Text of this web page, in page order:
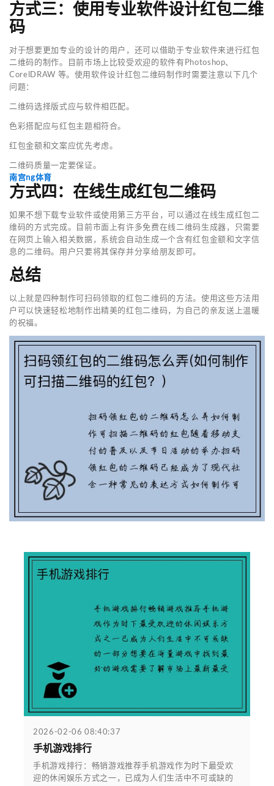
方式三：使用专业软件设计红包二维
码
对于想要更加专业的设计的用户，还可以借助于专业软件来进行红包
二维码的制作。目前市场上比较受欢迎的软件有Photoshop、
CorelDRAW 等。使用软件设计红包二维码制作时需要注意以下几个
问题：
二维码选择版式应与软件相匹配。
色彩搭配应与红包主题相符合。
红包金额和文案应优先考虑。
二维码质量一定要保证。
南宫ng体育
方式四：在线生成红包二维码
如果不想下载专业软件或使用第三方平台，可以通过在线生成红包二
维码的方式完成。目前市面上有许多免费在线二维码生成器，只需要
在网页上输入相关数据，系统会自动生成一个含有红包金额和文字信
息的二维码。用户只要将其保存并分享给朋友即可。
总结
以上就是四种制作可扫码领取的红包二维码的方法。使用这些方法用
户可以快速轻松地制作出精美的红包二维码，为自己的亲友送上温暖
的祝福。
2026-02-06 08:40:37
手机游戏排行
手机游戏排行：畅销游戏推荐手机游戏作为时下最受欢
迎的休闲娱乐方式之一，已成为人们生活中不可或缺的